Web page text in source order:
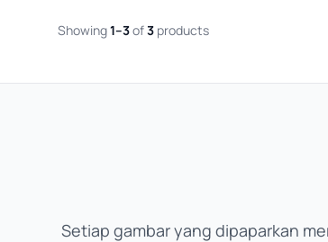
Showing1–3of3 products
Setiap gambar yang dipaparkan